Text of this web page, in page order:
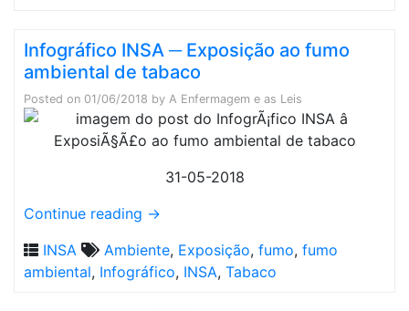
Infográfico INSA ─ Exposição ao fumo
ambiental de tabaco
Posted on 01/06/2018 by A Enfermagem e as Leis
31-05-2018
Continue reading →
INSA
Ambiente, Exposição, fumo, fumo
ambiental, Infográfico, INSA, Tabaco